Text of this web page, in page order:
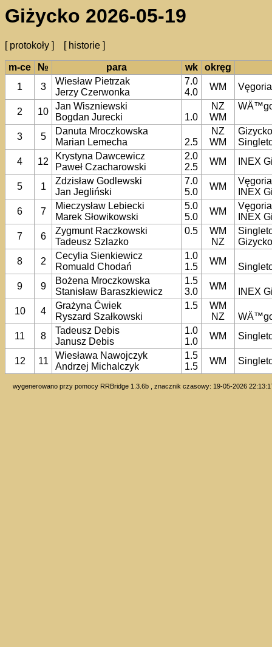
Giżycko 2026-05-19
[ protokoły ] [ historie ]
m-ce № para wk
okręg
1
3
Wiesław Pietrzak 7.0
WM
Jerzy Czerwonka
4.0
2
10
Jan Wiszniewski NZ
Bogdan Jurecki
1.0
WM
3
5
Danuta Mroczkowska NZ
Gizycko
Marian Lemecha
2.5 WM
4
12
Krystyna Dawcewicz 2.0
WM INEX
Paweł Czacharowski
2.5
5
1
Zdzisław Godlewski 7.0
WM
Jan Jegliński
5.0
INEX
6
7
Mieczysław Lebiecki 5.0
WM
Marek Słowikowski
5.0
INEX
7
6
Zygmunt Raczkowski 0.5 WM
Tadeusz Szlazko
NZ
Gizycko
8
2
Cecylia Sienkiewicz 1.0
WM
Romuald Chodań 1.5
9
9
Bożena Mroczkowska 1.5
WM
Stanisław Baraszkiewicz 3.0
INEX
10
4
Grażyna Ćwiek 1.5
WM
Ryszard Szałkowski
NZ
11
8
Tadeusz Debis 1.0
WM
Janusz Debis
1.0
12
11
Wiesława Nawojczyk 1.5
WM
Andrzej Michalczyk 1.5
wygenerowano przy pomocy RRBridge 1.3.6b , znacznik czasowy: 19-05-2026